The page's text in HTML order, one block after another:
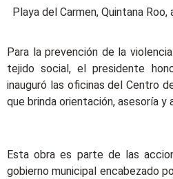
Playa del Carmen, Quintana
Para la prevención de la
tejido social, el presidente
inauguró las oficinas del Centro
que brinda orientación, asesoría y
Esta obra es parte de las
gobierno municipal encabezado